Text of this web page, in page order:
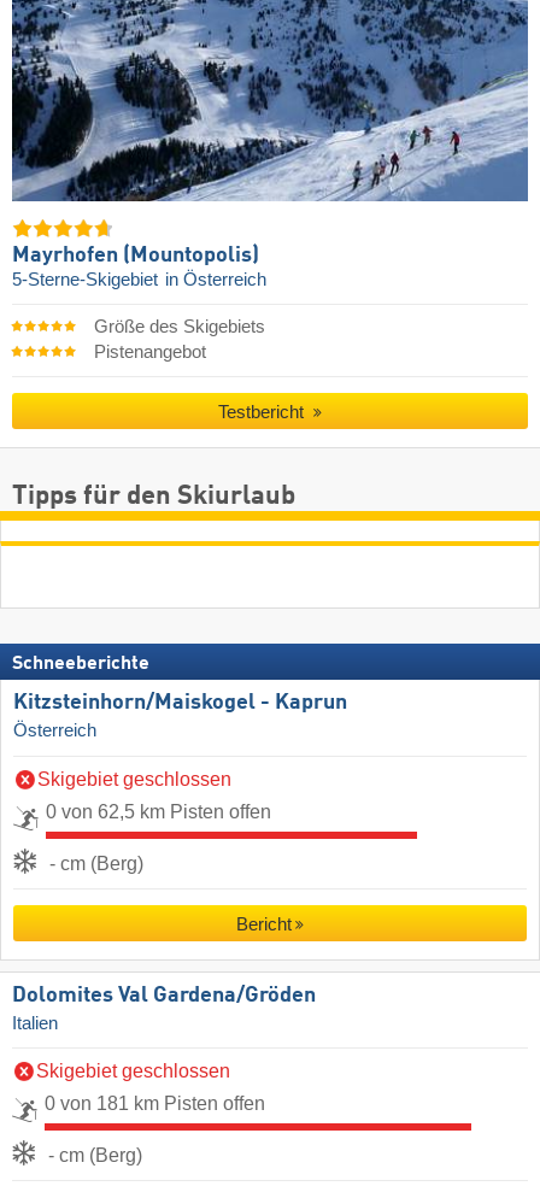
Mayrhofen (Mountopolis)
5-Sterne-Skigebiet in Österreich
Größe des Skigebiets
Pistenangebot
Testbericht
Tipps für den Skiurlaub
Schneeberichte
Kitzsteinhorn/​Maiskogel - Kaprun
Österreich
Skigebiet geschlossen
0 von 62,5 km Pisten offen
- cm (Berg)
Bericht
Dolomites Val Gardena/​Gröden
Italien
Skigebiet geschlossen
0 von 181 km Pisten offen
- cm (Berg)